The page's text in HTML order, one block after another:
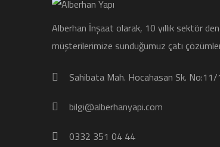
Alberhan İnşaat olarak, 10 yıllık sektör
müşterilerimize sunduğumuz çatı
Sahibata Mah. Hocahasan Sk.
bilgi@alberhanyapi.com
0332 351 04 44